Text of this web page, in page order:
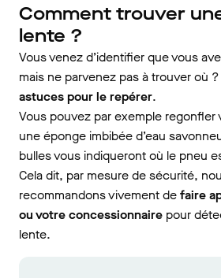
Comment trouver
lente ?
Vous venez d’identifier que vous
mais ne parvenez pas à trouver où
astuces pour le repérer.
Vous pouvez par exemple regonfler
une éponge imbibée d’eau
bulles vous indiqueront où le pneu
Cela dit, par mesure de sécurité,
recommandons vivement defaire
ou votre concessionnaire pour
lente.